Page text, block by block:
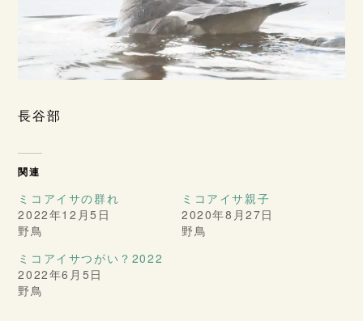
長谷部
関連
ミコアイサの群れ
2022年12月5日
野鳥
ミコアイサ親子
2020年8月27日
野鳥
ミコアイサつがい？2022
2022年6月5日
野鳥